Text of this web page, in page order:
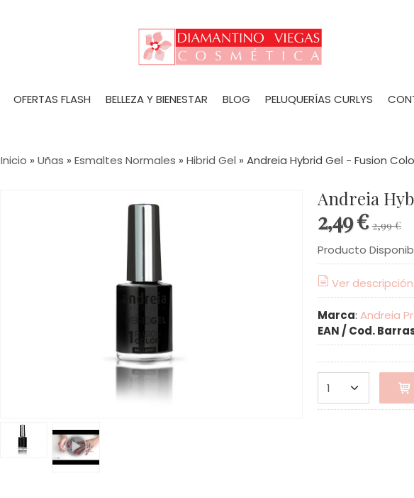
OFERTAS FLASH BELLEZA Y BIENESTAR BLOG PELUQUERÍAS CURLYS
Inicio » Uñas » Esmaltes Normales » Hibrid Gel » Andreia Hybrid Gel - Fusion
Andreia
2,49 €2,99 €
Producto
Ver descripción
Marca: Andreia
EAN / Cod.